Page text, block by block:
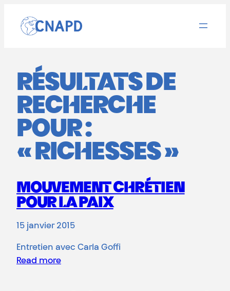
contenu
RÉSULTATS DE
RECHERCHE
POUR :
« RICHESSES »
MOUVEMENT CHRÉTIEN
POUR LA PAIX
15 janvier 2015
Entretien avec Carla Goffi
Read more